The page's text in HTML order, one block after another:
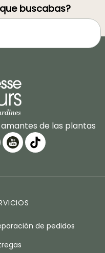
buscabas?
de las plantas
de pedidos